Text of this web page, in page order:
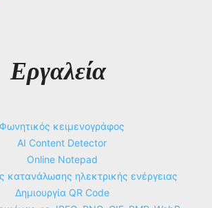
Εργαλεία
Φωνητικός κειμενογράφος
AI Content Detector
Online Notepad
κατανάλωσης ηλεκτρικής ενέργειας
Δημιουργία QR Code